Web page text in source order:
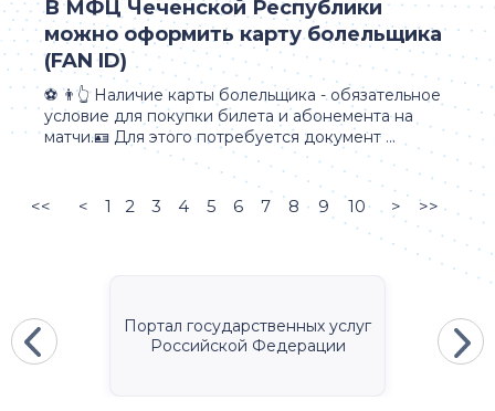
⚽️ 👨👆 Наличие карты болельщика - обязательное
условие для покупки билета и абонемента на
матчи.🪪 Для этого потребуется документ ...
В МФЦ Чеченской Республики
можно оформить карту болельщика
(FAN ID)
<< < 1 2 3 4 5 6 7 8 9 10 > >>
Портал государственных услуг
Российской Федерации